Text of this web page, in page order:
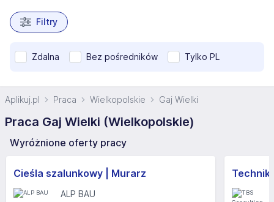
Filtry
Zdalna Bez pośredników Tylko PL
Aplikuj.pl Praca Wielkopolskie Gaj Wielki
Praca Gaj Wielki (Wielkopolskie)
Wyróżnione oferty pracy
Cieśla szalunkowy | Murarz
ALP BAU